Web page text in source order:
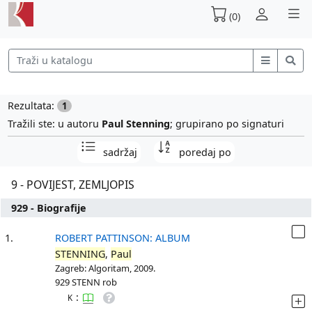
(0)
Rezultata: 1
Tražili ste: u autoru Paul Stenning; grupirano po signaturi
sadržaj poredaj po
9 - POVIJEST, ZEMLJOPIS
929 - Biografije
1.
ROBERT PATTINSON: ALBUM
STENNING, Paul
Zagreb: Algoritam, 2009.
929 STENN rob
K :